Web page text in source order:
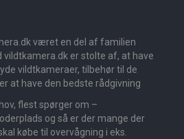
været en del af familien
vildtkamera.dk er stolte af, at have
vildtkameraer, tilbehør til de
at have den bedste rådgivning
flest spørger om –
og så er der mange der
købe til overvågning i eks.